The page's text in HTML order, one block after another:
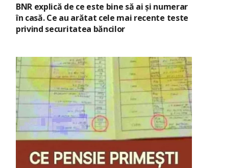
BNR explică de ce este bine să ai și numerar
în casă. Ce au arătat cele mai recente teste
privind securitatea băncilor